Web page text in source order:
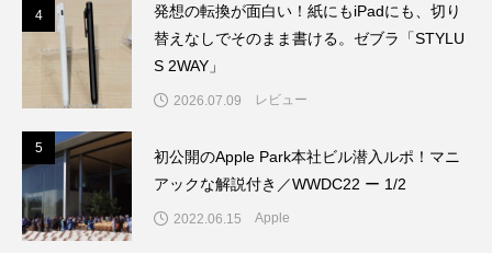
4
発想の転換が面白い！紙にもiPadにも、切り
替えなしでそのまま書ける。ゼブラ「STYLU
S 2WAY」
2026.07.09 レビュー
5
初公開のApple Park本社ビル潜入ルポ！マニ
アックな解説付き／WWDC22 ー 1/2
2022.06.15 Apple